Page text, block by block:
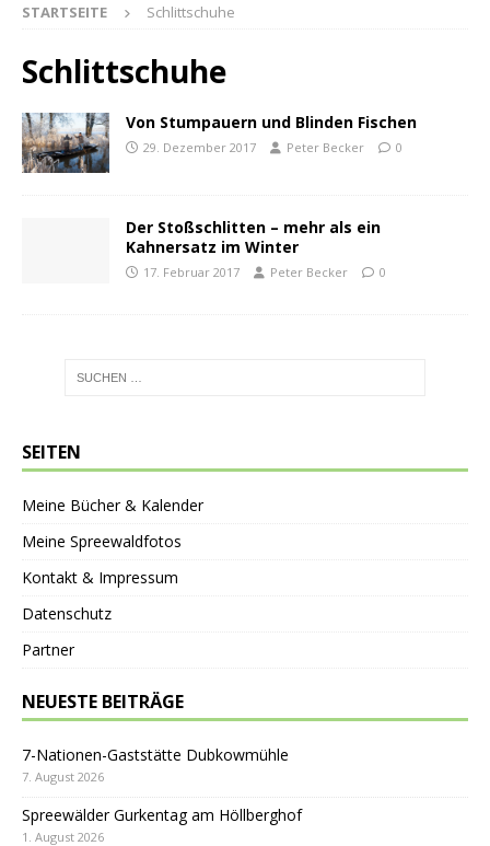
STARTSEITE Schlittschuhe
Schlittschuhe
Von Stumpauern und Blinden Fischen
29. Dezember 2017 Peter Becker 0
Der Stoßschlitten – mehr als ein
Kahnersatz im Winter
17. Februar 2017 Peter Becker 0
SEITEN
Meine Bücher & Kalender
Meine Spreewaldfotos
Kontakt & Impressum
Datenschutz
Partner
NEUESTE BEITRÄGE
7-Nationen-Gaststätte Dubkowmühle
7. August 2026
Spreewälder Gurkentag am Höllberghof
1. August 2026